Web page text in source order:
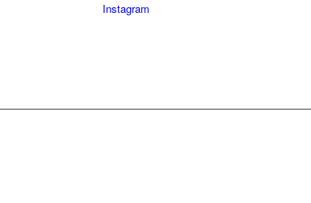
Instagram